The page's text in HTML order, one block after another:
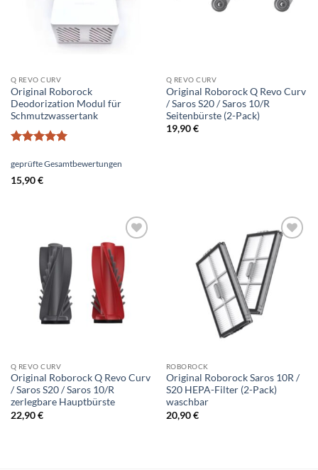
Q REVO CURV
Original Roborock
Deodorization Modul für
Schmutzwassertank
mit5von
5
geprüfte Gesamtbewertungen
15,90€
Q REVO CURV
Original Roborock Q Revo Curv
/ Saros S20 / Saros 10/R
Seitenbürste (2-Pack)
19,90€
Add to
Q REVO CURV
Original Roborock Q Revo Curv
/ Saros S20 / Saros 10/R
zerlegbare Hauptbürste
22,90€
Add to
wishlist
ROBOROCK
Original Roborock Saros 10R /
S20 HEPA-Filter (2-Pack)
waschbar
20,90€